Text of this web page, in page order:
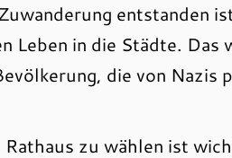
entstanden
Leben in die Städte.
die von
zu wählen ist